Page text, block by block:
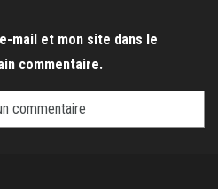
mail et mon site dans le
commentaire.